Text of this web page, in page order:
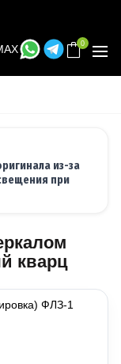
0
из-за
при
кварц